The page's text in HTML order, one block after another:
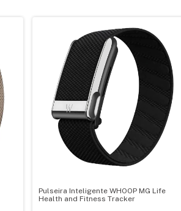
Pulseira Inteligente WHOOP MG Life
Health and Fitness Tracker